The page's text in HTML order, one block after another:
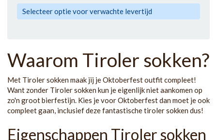
Selecteer optie voor verwachte levertijd
Waarom Tiroler sokken?
Met Tiroler sokken maak jij je Oktoberfest outfit compleet!
Want zonder Tiroler sokken kun je eigenlijk niet aankomen op
zo'n groot bierfestijn. Kies je voor Oktoberfest dan moet je ook
compleet gaan, inclusief deze fantastische tiroler sokken dus!
Eigenschappen Tiroler sokken